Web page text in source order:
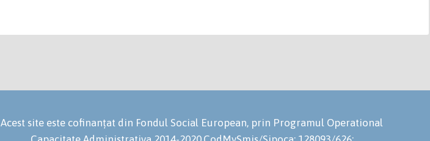
Acest site este cofinanțat din Fondul Social European, prin Programul Operational